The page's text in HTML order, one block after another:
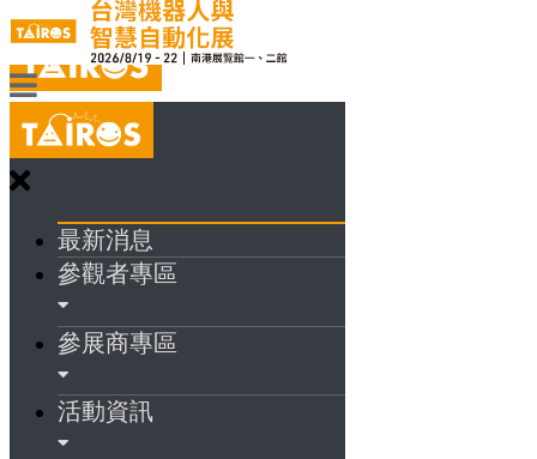
最新消息
參觀者專區
參展商專區
活動資訊